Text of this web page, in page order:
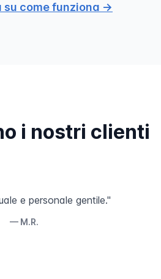
su come funziona →
i nostri clienti
e personale gentile."
— M.R.